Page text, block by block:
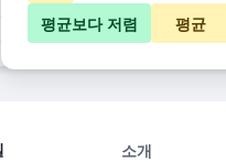
품 38개 ​더 ​보기
소개
평균보다 저렴 평균